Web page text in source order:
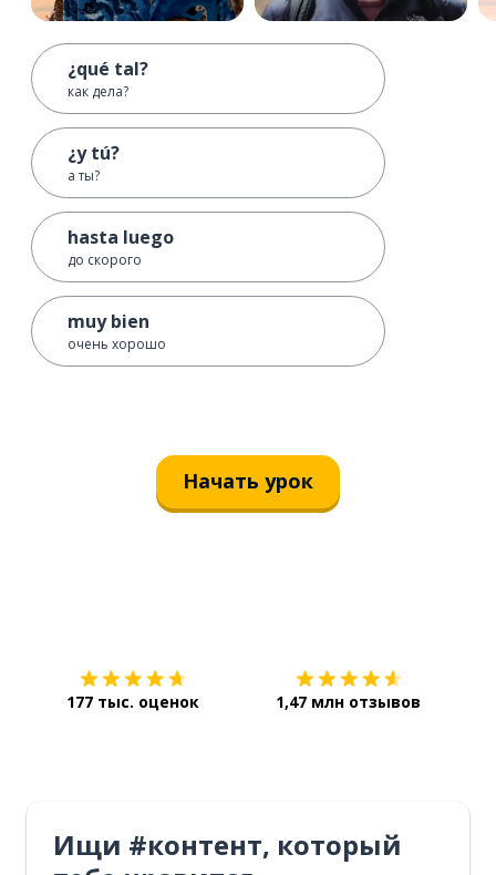
¿qué tal?
как дела?
¿y tú?
а ты?
hasta luego
до скорого
muy bien
очень хорошо
Начать урок
177 тыс. оценок 1,47 млн отзывов
Ищи #контент, который